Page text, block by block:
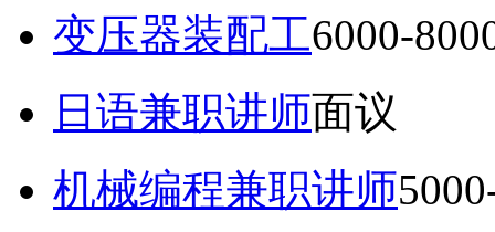
变压器装配工6000-
日语兼职讲师面议
机械编程兼职讲师